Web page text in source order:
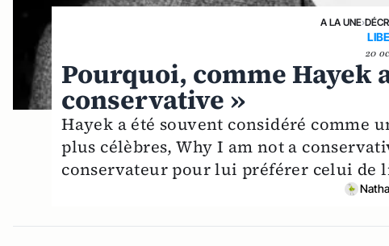
A LA UNE›
20
Pourquoi, comme Hayek
conservative »
Hayek a été souvent considéré comme
plus célèbres, Why I am not a
conservateur pour lui préférer celui de